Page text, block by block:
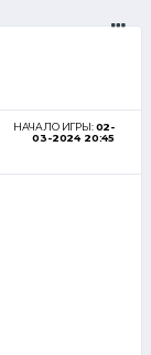
НАЧАЛО ИГРЫ:02-
03-2024 20:45